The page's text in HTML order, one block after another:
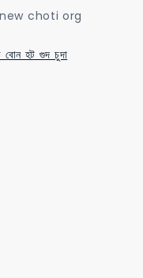
new choti org
হট গুদ চুদা